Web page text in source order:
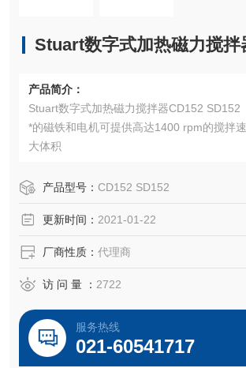
Stuart数字式加热磁力搅拌
产品简介：
Stuart数字式加热磁力搅拌器CD152 SD152
*的磁铁和电机可提供高达1400 rpm的搅拌
大体积
产品型号： CD152 SD152
更新时间： 2021-01-22
厂商性质： 代理商
访 问 量 ： 2722
服务热线
021-60541717